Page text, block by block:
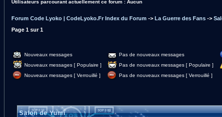
Utilisateurs parcourant actuellement ce forum : Aucun
Forum Code Lyoko | CodeLyoko.Fr Index du Forum -> La Guerre des Fans ->
Page 1 sur1
Nouveaux messages
Pas de nouveaux messages
Nouveaux messages [ Populaire ]
Pas de nouveaux messages [ Populaire ]
Nouveaux messages [ Verrouillé ]
Pas de nouveaux messages [ Verrouillé ]
Salon de Yumi